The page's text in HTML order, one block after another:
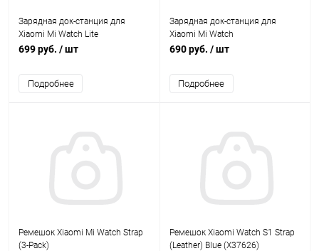
Зарядная док-станция для
Xiaomi Mi Watch Lite
699 руб. / шт
Подробнее
Зарядная док-станция для
Xiaomi Mi Watch
690 руб. / шт
Подробнее
Ремешок Xiaomi Mi Watch Strap
(3-Pack)
Ремешок Xiaomi Watch S1 Strap
(Leather) Blue (X37626)